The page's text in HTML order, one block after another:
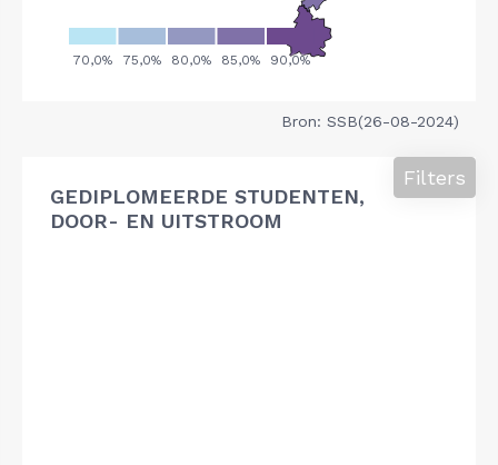
Bron: SSB(26-08-2024)
GEDIPLOMEERDE STUDENTEN,
DOOR- EN UITSTROOM
Filters